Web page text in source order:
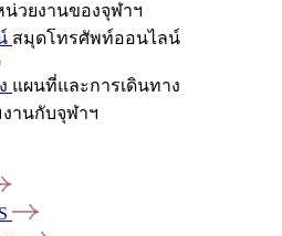
น่วยงานของจุฬาฯ
สมุดโทรศัพท์ออนไลน์
แผนที่และการเดินทาง
งานกับจุฬาฯ